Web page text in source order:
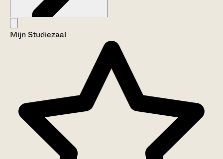
Aanwijzingen voor de gebruiker
Mijn Studiezaal